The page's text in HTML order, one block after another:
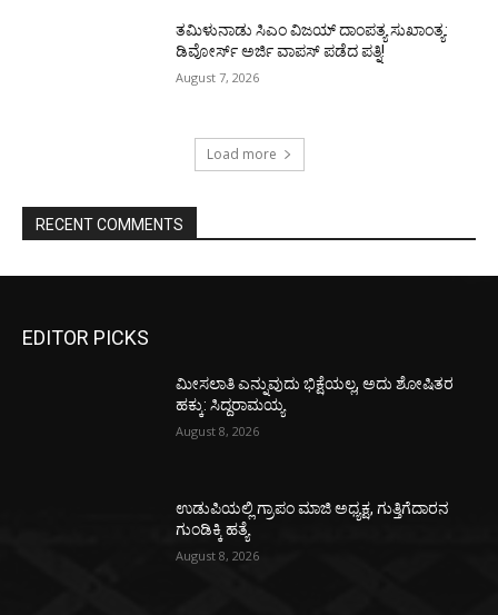
ತಮಿಳುನಾಡು ಸಿಎಂ ವಿಜಯ್‌ ದಾಂಪತ್ಯ ಸುಖಾಂತ್ಯ:
ಡಿವೋರ್ಸ್‌ ಅರ್ಜಿ ವಾಪಸ್‌ ಪಡೆದ ಪತ್ನಿ!
August 7, 2026
Load more
RECENT COMMENTS
EDITOR PICKS
ಮೀಸಲಾತಿ ಎನ್ನುವುದು ಭಿಕ್ಷೆಯಲ್ಲ, ಅದು ಶೋಷಿತರ
ಹಕ್ಕು: ಸಿದ್ದರಾಮಯ್ಯ
August 8, 2026
ಉಡುಪಿಯಲ್ಲಿ ಗ್ರಾಪಂ ಮಾಜಿ ಅಧ್ಯಕ್ಷ, ಗುತ್ತಿಗೆದಾರನ
ಗುಂಡಿಕ್ಕಿ ಹತ್ಯೆ
August 8, 2026